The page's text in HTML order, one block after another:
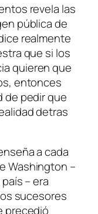
revela las
pública de
realmente
que si los
quieren que
entonces
de pedir que
detras
a cada
Washington –
– era
sucesores
precedió